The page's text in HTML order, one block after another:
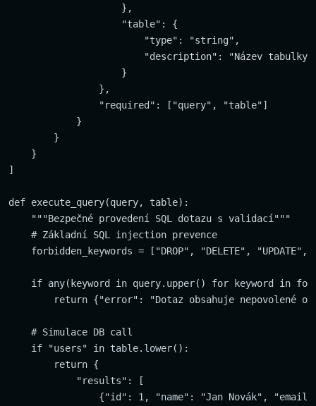
                    },
                    "table": {
                        "type": "string",
"description": "Název tabulky
                    }
                },
                "required": ["query", "table"]
            }
        }
    }
]
def execute_query(query, table):
    """Bezpečné provedení SQL dotazu s validací"""
    # Základní SQL injection prevence
forbidden_keywords = ["DROP", "DELETE", "UPDATE",
if any(keyword in query.upper() for keyword in
return {"error": "Dotaz obsahuje nepovolené
    # Simulace DB call
    if "users" in table.lower():
        return {
            "results": [
{"id": 1, "name": "Jan Novák",